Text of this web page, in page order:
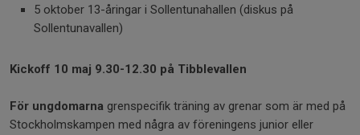
5 oktober 13-åringar i Sollentunahallen (diskus på
Sollentunavallen)
Kickoff 10 maj 9.30-12.30 på Tibblevallen
För ungdomarna grenspecifik träning av grenar som är med på
Stockholmskampen med några av föreningens junior eller